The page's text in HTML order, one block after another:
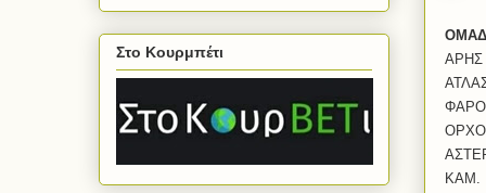
ΑΡΗΣ
ΚΑΜ.
Στο Κουρμπέτι